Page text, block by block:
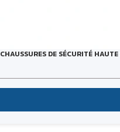
CHAUSSURES DE SÉCURITÉ HAUTE